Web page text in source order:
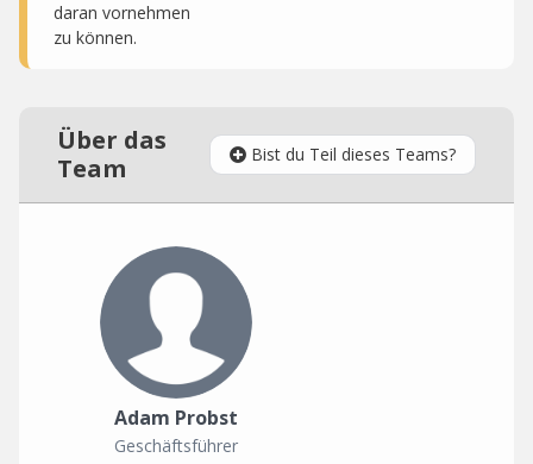
daran vornehmen
zu können.
Über das
Team
Bist du Teil dieses Teams?
Adam Probst
Geschäftsführer